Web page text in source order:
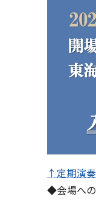
↑定期演
◆会場へ